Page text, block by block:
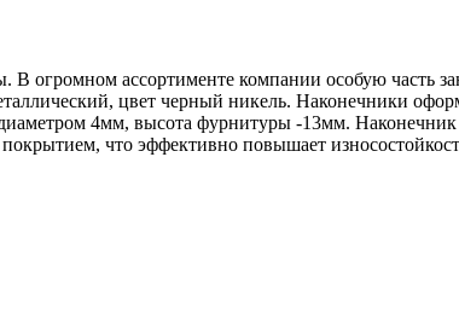
огромном ассортименте компании особую часть
цвет черный никель. Наконечники
4мм, высота фурнитуры -13мм.
что эффективно повышает